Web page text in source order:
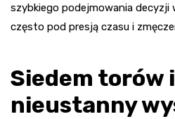
szybkiego podejmowania decyzji
często pod presją czasu i
Siedem torów i
nieustanny